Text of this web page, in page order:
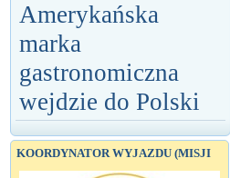
Amerykańska
marka
gastronomiczna
wejdzie do Polski
KOORDYNATOR WYJAZDU (MISJI